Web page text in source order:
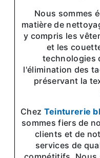
Nous sommes également des experts en
matière de
y compris les
et les
technologies
l'élimination des
préservant la
Chez Teinturerie
sommes fiers de
clients et de
services de